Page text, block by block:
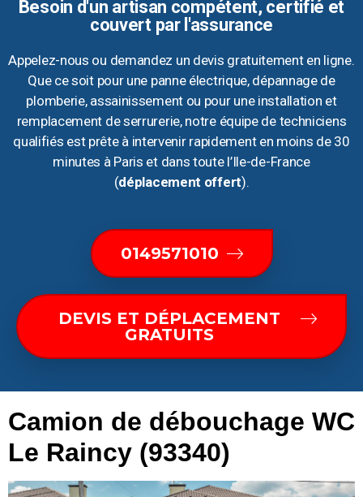
Besoin d'un artisan compétent, certifié et
couvert par l'assurance
Appelez-nous ou demandez un devis gratuitement en ligne.
Que ce soit pour une panne électrique, dépannage de
plomberie, assainissement ou pour une installation et
remplacement de serrurerie, notre équipe de techniciens
qualifiés est prête à intervenir rapidement en moins de 30
minutes à Paris et dans toute l’Ile-de-France
(déplacement offert).
0149571010
DEVIS ET DÉPLACEMENT
GRATUITS
Camion de débouchage WC
Le Raincy (93340)